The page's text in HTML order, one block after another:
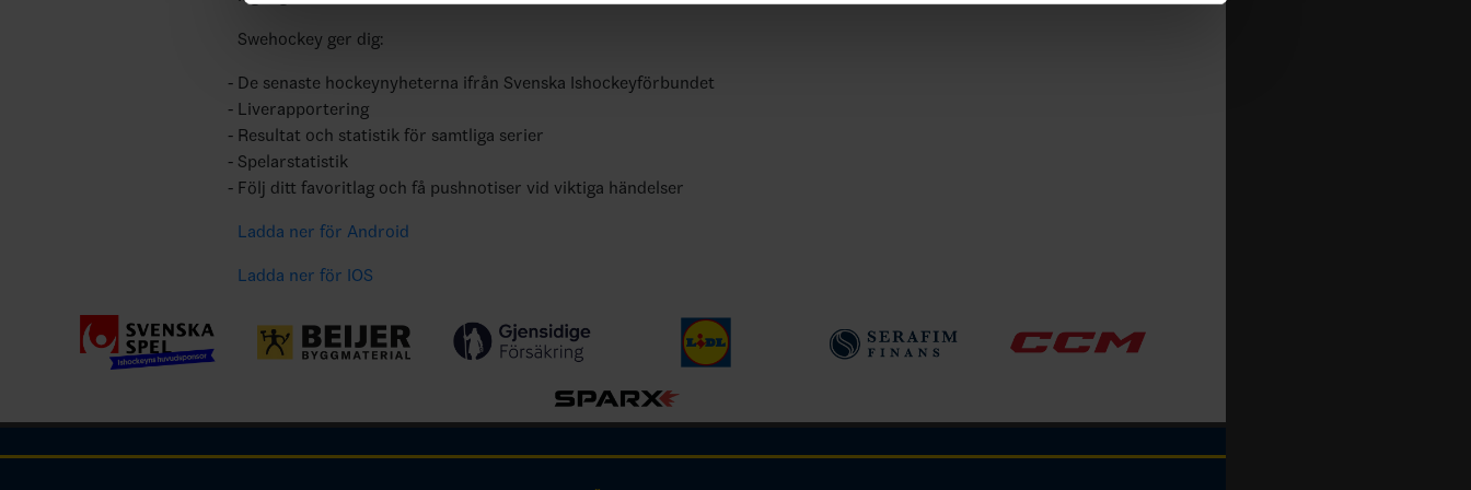
Swehockey ger dig:
De senaste hockeynyheterna ifrån Svenska Ishockeyförbundet
Liverapportering
Resultat och statistik för samtliga serier
Spelarstatistik
Följ ditt favoritlag och få pushnotiser vid viktiga händelser
Ladda ner för Android
Ladda ner för IOS